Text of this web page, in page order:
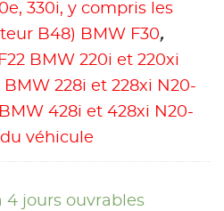
330i, y compris les
B48) BMW F30,
F22 BMW 220i et 220xi
BMW 228i et 228xi N20-
BMW 428i et 428xi N20-
véhicule
4 jours ouvrables